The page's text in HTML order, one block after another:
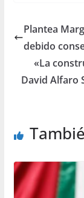
Plantea
debido
«La
David Alfaro